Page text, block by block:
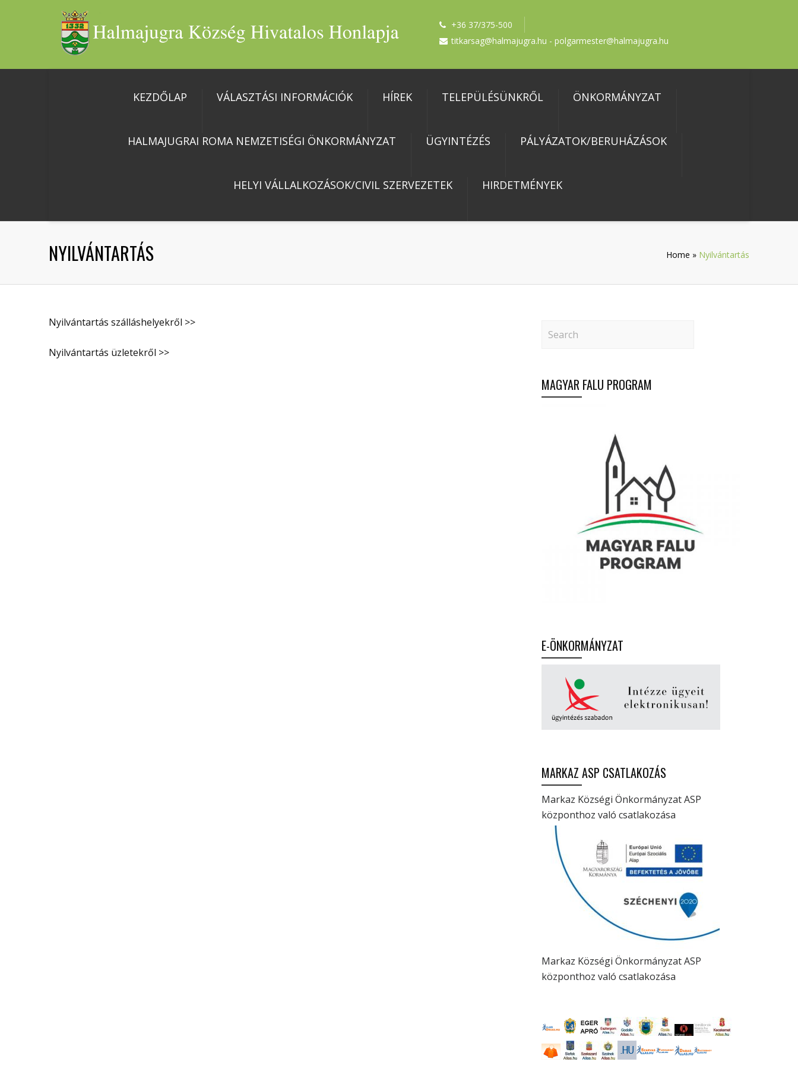
+36 37/375-500
titkarsag@halmajugra.hu - polgarmester@halmajugra.hu
KEZDŐLAP VÁLASZTÁSI INFORMÁCIÓK HÍREK TELEPÜLÉSÜNKRŐL ÖNKORMÁNYZAT
HALMAJUGRAI ROMA NEMZETISÉGI ÖNKORMÁNYZAT ÜGYINTÉZÉS PÁLYÁZATOK/BERUHÁZÁSOK
HELYI VÁLLALKOZÁSOK/CIVIL SZERVEZETEK HIRDETMÉNYEK
NYILVÁNTARTÁS Home » Nyilvántartás
Nyilvántartás szálláshelyekről >>
Nyilvántartás üzletekről >>
MAGYAR FALU PROGRAM
E-ÖNKORMÁNYZAT
MARKAZ ASP CSATLAKOZÁS
Markaz Községi Önkormányzat ASP
központhoz való csatlakozása
Markaz Községi Önkormányzat ASP
központhoz való csatlakozása